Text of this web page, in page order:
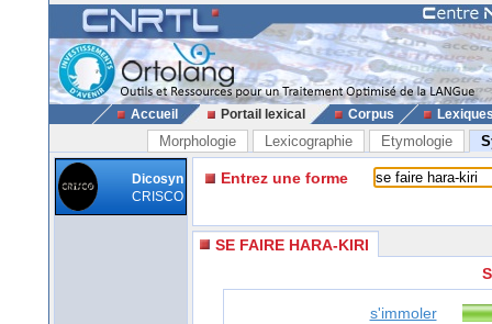
Accueil Portail lexical Corpus
Morphologie Lexicographie Etymologie
Dicosyn
CRISCO
Entrez une forme
SE FAIRE HARA-KIRI
s'immoler